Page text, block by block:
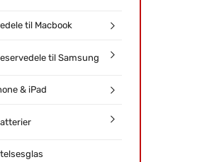
til Macbook
til Samsung
& iPad